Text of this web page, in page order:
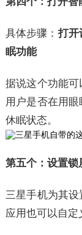
具体步骤： 打开
眠功能
据说这个功能
用户是否在用
休眠状态。
第五个：设置锁
三星手机为其
应用也可以自定